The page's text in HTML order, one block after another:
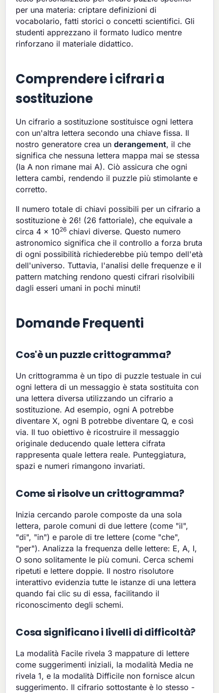
per una materia: criptare definizioni di
vocabolario, fatti storici o concetti scientifici. Gli
studenti apprezzano il formato ludico mentre
rinforzano il materiale didattico.
Comprendere i cifrari a
sostituzione
Un cifrario a sostituzione sostituisce ogni lettera
con un'altra lettera secondo una chiave fissa. Il
nostro generatore crea underangement, il che
significa che nessuna lettera mappa mai se stessa
(la A non rimane mai A). Ciò assicura che ogni
lettera cambi, rendendo il puzzle più stimolante e
corretto.
Il numero totale di chiavi possibili per un cifrario a
sostituzione è 26! (26 fattoriale), che equivale a
circa 4 x 1026 chiavi diverse. Questo numero
astronomico significa che il controllo a forza bruta
di ogni possibilità richiederebbe più tempo dell'età
dell'universo. Tuttavia, l'analisi delle frequenze e il
pattern matching rendono questi cifrari risolvibili
dagli esseri umani in pochi minuti!
Domande Frequenti
Cos'è un puzzle crittogramma?
Un crittogramma è un tipo di puzzle testuale in cui
ogni lettera di un messaggio è stata sostituita con
una lettera diversa utilizzando un cifrario a
sostituzione. Ad esempio, ogni A potrebbe
diventare X, ogni B potrebbe diventare Q, e così
via. Il tuo obiettivo è ricostruire il messaggio
originale deducendo quale lettera cifrata
rappresenta quale lettera reale. Punteggiatura,
spazi e numeri rimangono invariati.
Come si risolve un crittogramma?
Inizia cercando parole composte da una sola
lettera, parole comuni di due lettere (come "il",
"di", "in") e parole di tre lettere (come "che",
"per"). Analizza la frequenza delle lettere: E, A, I,
O sono solitamente le più comuni. Cerca schemi
ripetuti e lettere doppie. Il nostro risolutore
interattivo evidenzia tutte le istanze di una lettera
quando fai clic su di essa, facilitando il
riconoscimento degli schemi.
Cosa significano i livelli di difficoltà?
La modalità Facile rivela 3 mappature di lettere
come suggerimenti iniziali, la modalità Media ne
rivela 1, e la modalità Difficile non fornisce alcun
suggerimento. Il cifrario sottostante è lo stesso -